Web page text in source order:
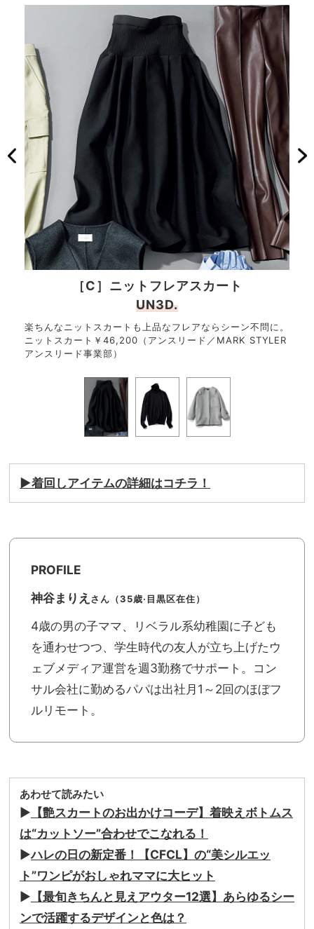
［C］ニットフレアスカート
UN3D.
楽ちんなニットスカートも上品なフレアならシーン不問に。
ニットスカート￥46,200（アンスリード／MARK STYLER
アンスリード事業部）
▶︎着回しアイテムの詳細はコチラ！
PROFILE
神谷まりえ さん（35歳·目黒区在住）
4歳の男の子ママ、リベラル系幼稚園に子ども
を通わせつつ、学生時代の友人が立ち上げたウ
ェブメディア運営を週3勤務でサポート。コン
サル会社に勤めるパパは出社月1～2回のほぼフ
ルリモート。
あわせて読みたい
▶︎ 【艶スカートのお出かけコーデ】着映えボトムス
は“カットソー”合わせでこなれる！
▶︎ハレの日の新定番！【CFCL】の“美シルエッ
ト”ワンピがおしゃれママに大ヒット
▶︎ 【最旬きちんと見えアウター12選】あらゆるシー
ンで活躍するデザインと色は？